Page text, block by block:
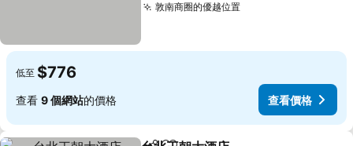
敦南商圈的優越位置
低至 $776
查看 9 個網站的價格 查看價格